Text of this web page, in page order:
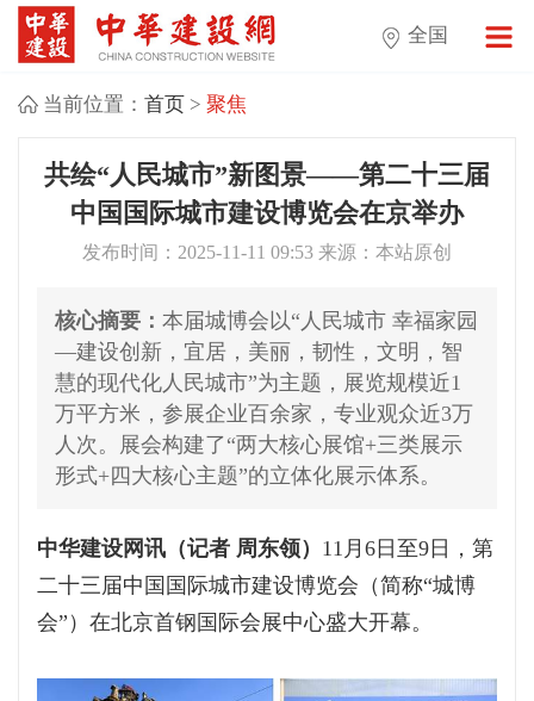
全国
当前位置： 首页> 聚焦
共绘“人民城市”新图景——第二十三届
中国国际城市建设博览会在京举办
发布时间：2025-11-11 09:53 来源：本站原创
核心摘要： 本届城博会以“人民城市 幸福家园
—建设创新，宜居，美丽，韧性，文明，智
慧的现代化人民城市”为主题，展览规模近1
万平方米，参展企业百余家，专业观众近3万
人次。展会构建了“两大核心展馆+三类展示
形式+四大核心主题”的立体化展示体系。
中华建设网讯（记者 周东领） 11月6日至9日，第
二十三届中国国际城市建设博览会（简称“城博
会”）在北京首钢国际会展中心盛大开幕。